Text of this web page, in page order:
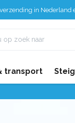
in Nederland
transport